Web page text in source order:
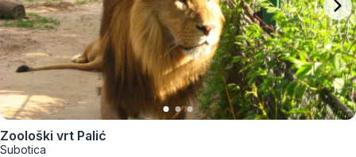
Zoološki vrt Palić
Subotica